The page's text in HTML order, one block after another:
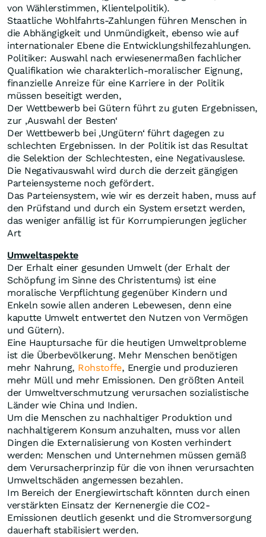
von Wählerstimmen, Klientelpolitik).
Staatliche Wohlfahrts-Zahlungen führen Menschen in
die Abhängigkeit und Unmündigkeit, ebenso wie auf
internationaler Ebene die Entwicklungshilfezahlungen.
Politiker: Auswahl nach erwiesenermaßen fachlicher
Qualifikation wie charakterlich-moralischer Eignung,
finanzielle Anreize für eine Karriere in der Politik
müssen beseitigt werden,
Der Wettbewerb bei Gütern führt zu guten Ergebnissen,
zur ‚Auswahl der Besten‘
Der Wettbewerb bei ‚Ungütern‘ führt dagegen zu
schlechten Ergebnissen. In der Politik ist das Resultat
die Selektion der Schlechtesten, eine Negativauslese.
Die Negativauswahl wird durch die derzeit gängigen
Parteiensysteme noch gefördert.
Das Parteiensystem, wie wir es derzeit haben, muss auf
den Prüfstand und durch ein System ersetzt werden,
das weniger anfällig ist für Korrumpierungen jeglicher
Art
Umweltaspekte
Der Erhalt einer gesunden Umwelt (der Erhalt der
Schöpfung im Sinne des Christentums) ist eine
moralische Verpflichtung gegenüber Kindern und
Enkeln sowie allen anderen Lebewesen, denn eine
kaputte Umwelt entwertet den Nutzen von Vermögen
und Gütern).
Eine Hauptursache für die heutigen Umweltprobleme
ist die Überbevölkerung. Mehr Menschen benötigen
mehr Nahrung, Rohstoffe, Energie und produzieren
mehr Müll und mehr Emissionen. Den größten Anteil
der Umweltverschmutzung verursachen sozialistische
Länder wie China und Indien.
Um die Menschen zu nachhaltiger Produktion und
nachhaltigerem Konsum anzuhalten, muss vor allen
Dingen die Externalisierung von Kosten verhindert
werden: Menschen und Unternehmen müssen gemäß
dem Verursacherprinzip für die von ihnen verursachten
Umweltschäden angemessen bezahlen.
Im Bereich der Energiewirtschaft könnten durch einen
verstärkten Einsatz der Kernenergie die CO2-
Emissionen deutlich gesenkt und die Stromversorgung
dauerhaft stabilisiert werden.